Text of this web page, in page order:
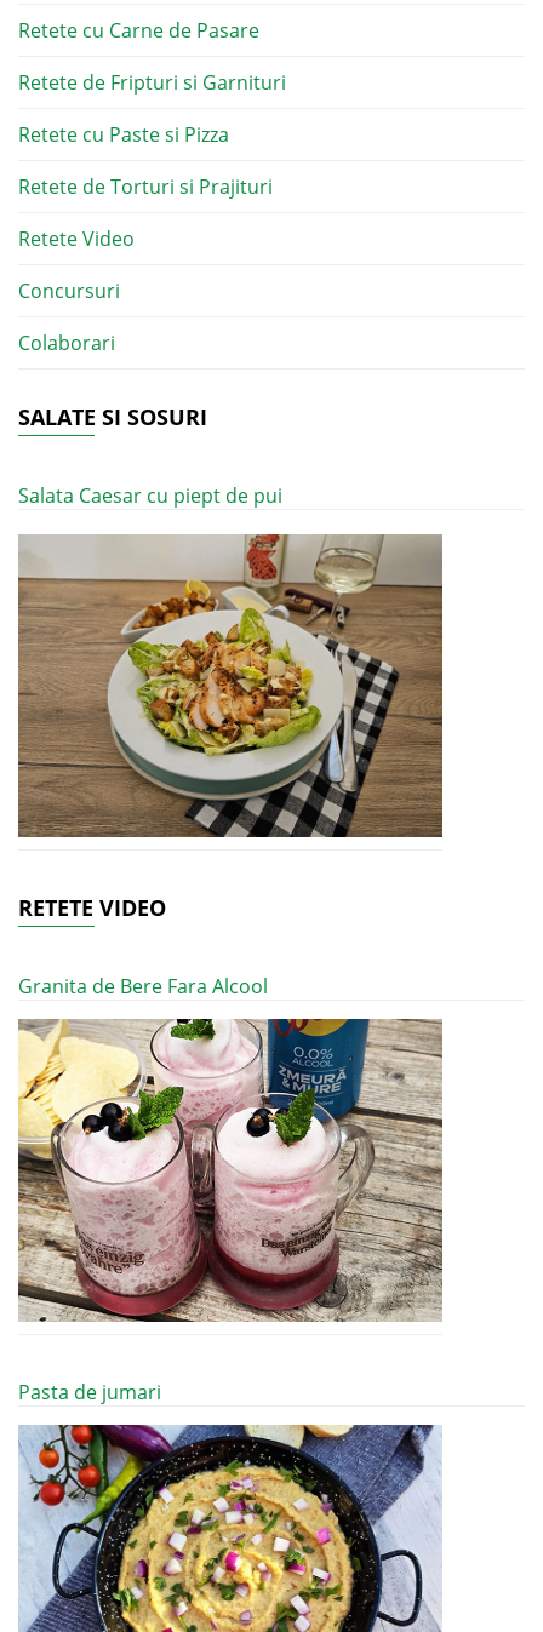
Retete cu Carne de Pasare
Retete de Fripturi si Garnituri
Retete cu Paste si Pizza
Retete de Torturi si Prajituri
Retete Video
Concursuri
Colaborari
SALATE SI SOSURI
Salata Caesar cu piept de pui
RETETE VIDEO
Granita de Bere Fara Alcool
Pasta de jumari